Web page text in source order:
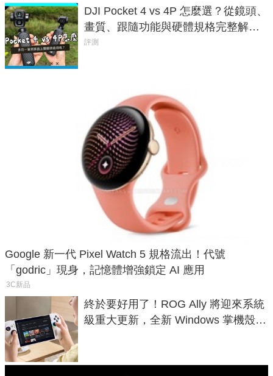
DJI Pocket 4 vs 4P 怎麼選？從鏡頭、
畫質、跟隨功能與硬體規格完整解
析，一次看懂兩台差異
評測
Google 新一代 Pixel Watch 5 規格流出！代號
「godric」現身，記憶體增強鎖定 AI 應用
3C新品
終於要好用了！ROG Ally 將迎來系統
級重大更新，全新 Windows 掌機殼模